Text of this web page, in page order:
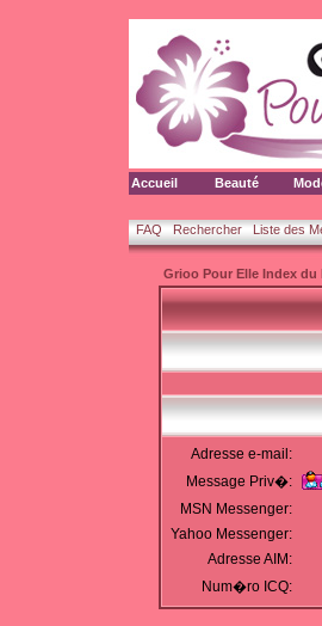
Accueil Beauté
FAQ Rechercher Liste des
Grioo Pour Elle Index du
Adresse e-mail:
Message Priv�:
MSN Messenger:
Yahoo Messenger:
Adresse AIM:
Num�ro ICQ: